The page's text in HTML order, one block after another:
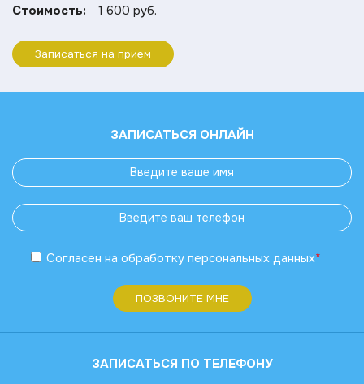
Стоимость: 1 600 руб.
Записаться на прием
ЗАПИСАТЬСЯ ОНЛАЙН
Согласен на обработку персональных данных*
ПОЗВОНИТЕ МНЕ
ЗАПИСАТЬСЯ ПО ТЕЛЕФОНУ